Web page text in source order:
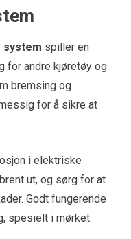
system spiller en
for andre kjøretøy og
bremsing og
for å sikre at
i elektriske
ut, og sørg for at
Godt fungerende
spesielt i mørket.